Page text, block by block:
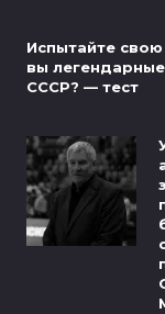
Испытайте свою
вы
СССР? — тест